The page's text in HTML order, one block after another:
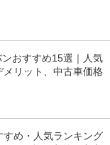
おすすめ15選｜人気
リット、中古車価格
すめ・人気ランキング